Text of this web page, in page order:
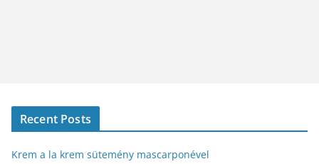
Recent Posts
Krem a la krem sütemény mascarponével